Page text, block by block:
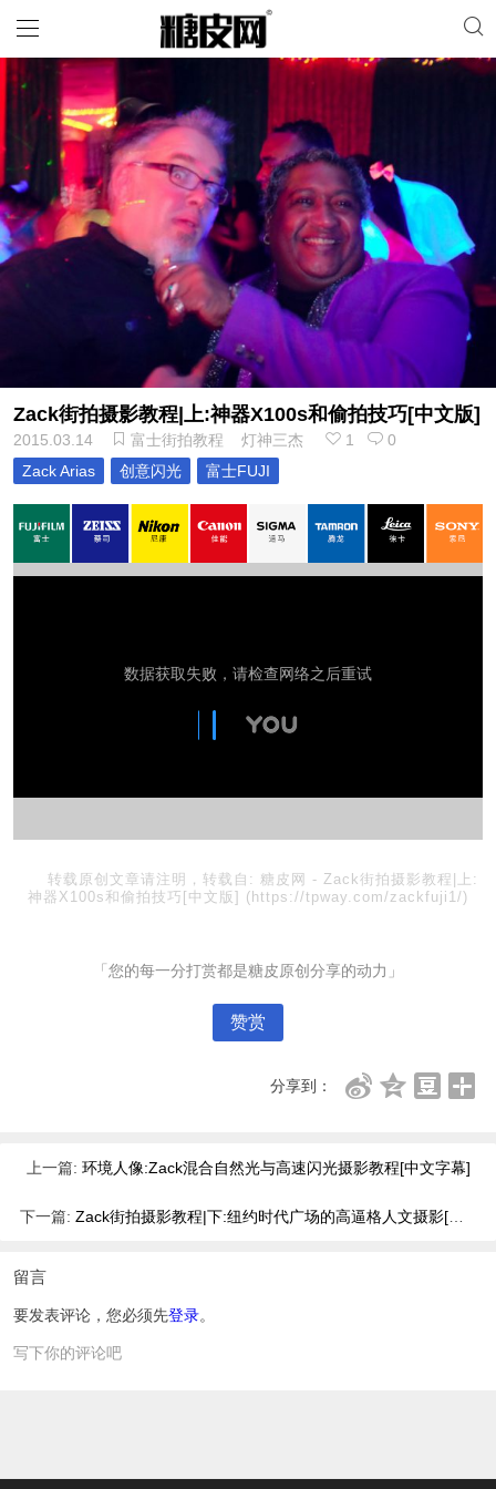
Zack街拍摄影教程|上:神器X100s和偷拍技巧[中文版]
2015.03.14 富士街拍教程 灯神三杰 1
0
Zack Arias
创意闪光 富士FUJI
转载原创文章请注明，转载自: 糖皮网 - Zack街拍摄影教程|上:
神器X100s和偷拍技巧[中文版] (https://tpway.com/zackfuji1/)
「您的每一分打赏都是糖皮原创分享的动力」
赞赏
分享到：
上一篇: 环境人像:Zack混合自然光与高速闪光摄影教程[中文字幕]
下一篇: Zack街拍摄影教程|下:纽约时代广场的高逼格人文摄影[中文版]
留言
要发表评论，您必须先登录。
写下你的评论吧